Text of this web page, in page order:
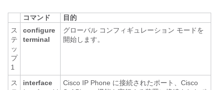
コマンド
目的
ス
テ
ッ
プ
1
configure
terminal
グローバル コンフィギュレーション モードを
開始します。
ス
interface
Cisco IP Phone に接続されたポート、Cisco